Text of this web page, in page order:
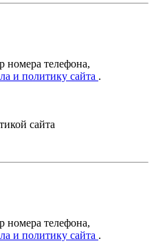
номера телефона,
и политику сайта .
сайта
номера телефона,
и политику сайта .